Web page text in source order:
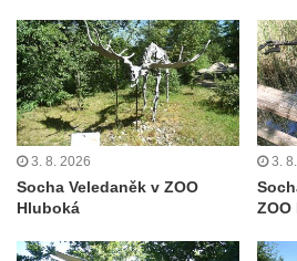
Socha Tygr v ZOO Leipzig
Socha Atlet v ZOO Leipzig
Socha Marabu v ZOO Leipzig
Busta Karla Maxe Schneidera v ZOO
Leipzig
Socha Iásón v ZOO Leipzig
Socha Mladý slon v ZOO Leipzig
3. 8. 2026
Socha Veledaněk v ZOO
Hluboká
3.
ZOO